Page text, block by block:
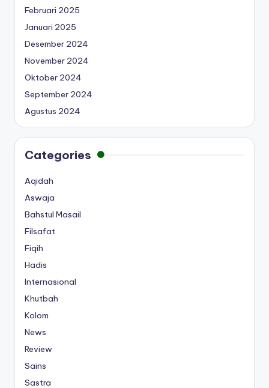
Februari 2025
Januari 2025
Desember 2024
November 2024
Oktober 2024
September 2024
Agustus 2024
Categories
Aqidah
Aswaja
Bahstul Masail
Filsafat
Fiqih
Hadis
Internasional
Khutbah
Kolom
News
Review
Sains
Sastra